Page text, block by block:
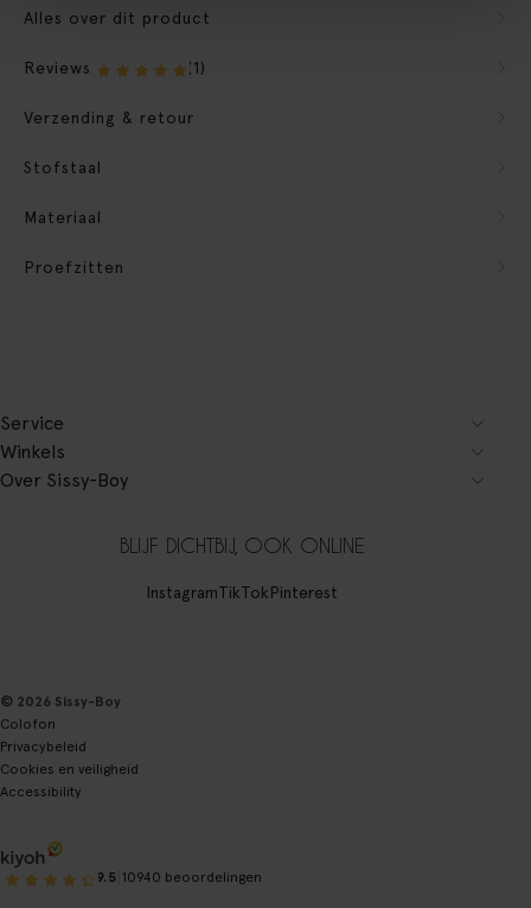
Alles over dit product
Reviews (1)
Verzending & retour
Stofstaal
Materiaal
Proefzitten
Service
Winkels
Over Sissy-Boy
BLIJF DICHTBIJ, OOK ONLINE
InstagramTikTokPinterest
© 2026 Sissy-Boy
Colofon
Privacybeleid
Cookies en veiligheid
Accessibility
9.5 10940 beoordelingen